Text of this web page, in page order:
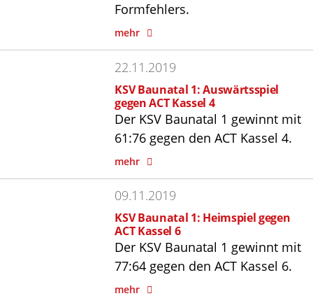
Formfehlers.
mehr
22.11.2019
KSV Baunatal 1: Auswärtsspiel
gegen ACT Kassel 4
Der KSV Baunatal 1 gewinnt mit
61:76 gegen den ACT Kassel 4.
mehr
09.11.2019
KSV Baunatal 1: Heimspiel gegen
ACT Kassel 6
Der KSV Baunatal 1 gewinnt mit
77:64 gegen den ACT Kassel 6.
mehr